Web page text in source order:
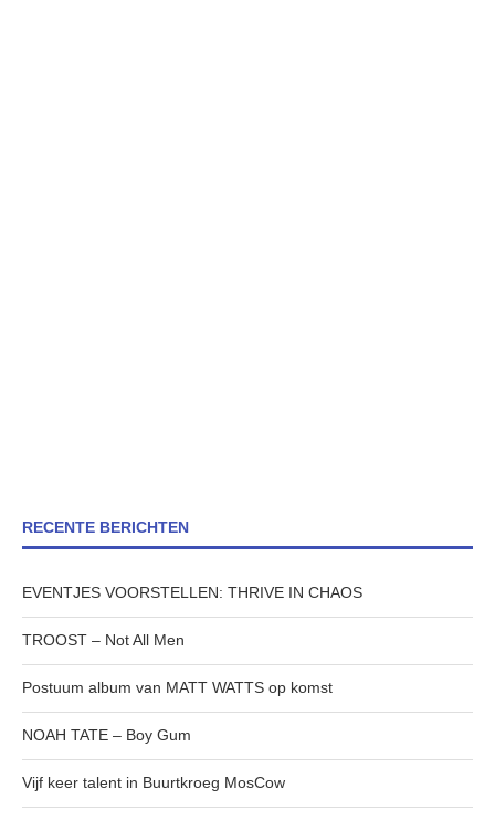
RECENTE BERICHTEN
EVENTJES VOORSTELLEN: THRIVE IN CHAOS
TROOST – Not All Men
Postuum album van MATT WATTS op komst
NOAH TATE – Boy Gum
Vijf keer talent in Buurtkroeg MosCow